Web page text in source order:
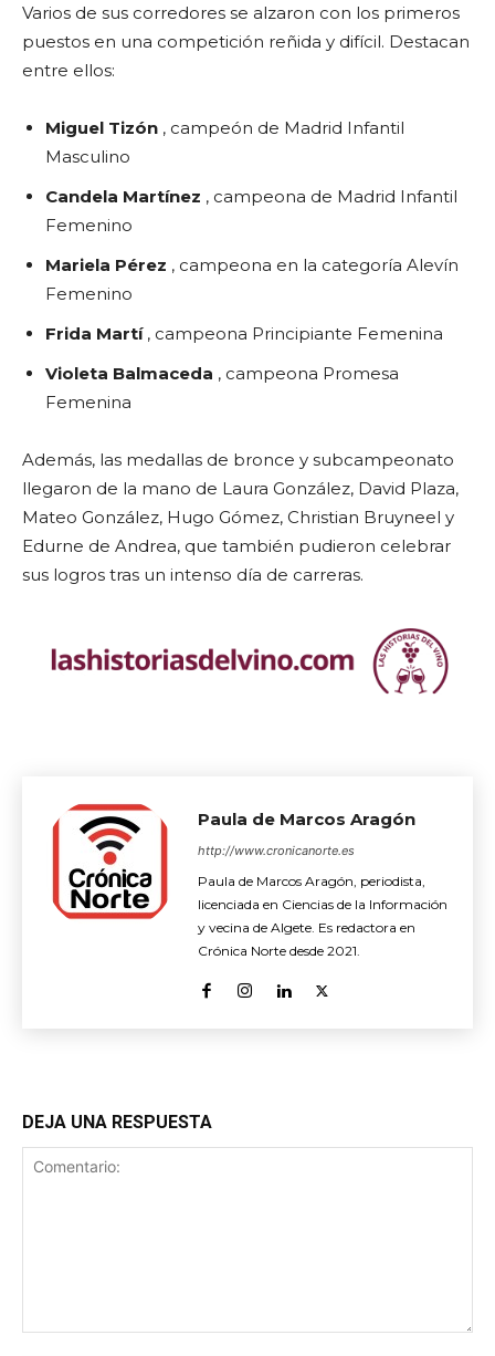
Varios de sus corredores se alzaron con los primeros
puestos en una competición reñida y difícil. Destacan
entre ellos:
Miguel Tizón , campeón de Madrid Infantil
Masculino
Candela Martínez , campeona de Madrid Infantil
Femenino
Mariela Pérez , campeona en la categoría Alevín
Femenino
Frida Martí, campeona Principiante Femenina
Violeta Balmaceda , campeona Promesa
Femenina
Además, las medallas de bronce y subcampeonato
llegaron de la mano de Laura González, David Plaza,
Mateo González, Hugo Gómez, Christian Bruyneel y
Edurne de Andrea, que también pudieron celebrar
sus logros tras un intenso día de carreras.
Paula de Marcos Aragón
http://www.cronicanorte.es
Paula de Marcos Aragón, periodista,
licenciada en Ciencias de la Información
y vecina de Algete. Es redactora en
Crónica Norte desde 2021.
DEJA UNA RESPUESTA